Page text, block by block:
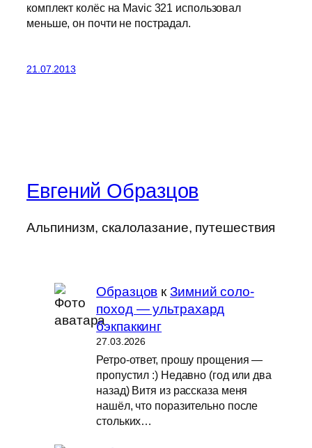
комплект колёс на Mavic 321 использовал
меньше, он почти не пострадал.
21.07.2013
Евгений Образцов
Альпинизм, скалолазание, путешествия
Образцов кЗимний соло-
поход — ультрахард
бэкпаккинг
27.03.2026
Ретро-ответ, прошу прощения —
пропустил :) Недавно (год или два
назад) Витя из рассказа меня
нашёл, что поразительно после
стольких…